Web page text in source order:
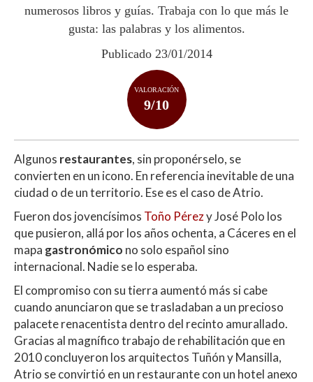
numerosos libros y guías. Trabaja con lo que más le
gusta: las palabras y los alimentos.
Publicado 23/01/2014
VALORACIÓN
9/10
Algunos restaurantes, sin proponérselo, se
convierten en un icono. En referencia inevitable de una
ciudad o de un territorio. Ese es el caso de Atrio.
Fueron dos jovencísimos Toño Pérezy José Polo los
que pusieron, allá por los años ochenta, a Cáceres en el
mapa gastronómico no solo español sino
internacional. Nadie se lo esperaba.
El compromiso con su tierra aumentó más si cabe
cuando anunciaron que se trasladaban a un precioso
palacete renacentista dentro del recinto amurallado.
Gracias al magnífico trabajo de rehabilitación que en
2010 concluyeron los arquitectos Tuñón y Mansilla,
Atrio se convirtió en un restaurante con un hotel anexo